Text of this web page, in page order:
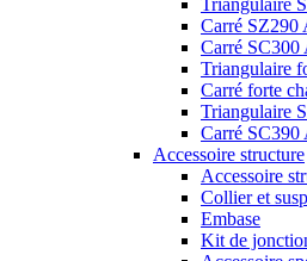
Triangulaire
Carré SZ290
Carré SC300
Triangulaire
Carré forte
Triangulaire
Carré SC390
Accessoire structure
Accessoire
Collier et
Embase
Kit de